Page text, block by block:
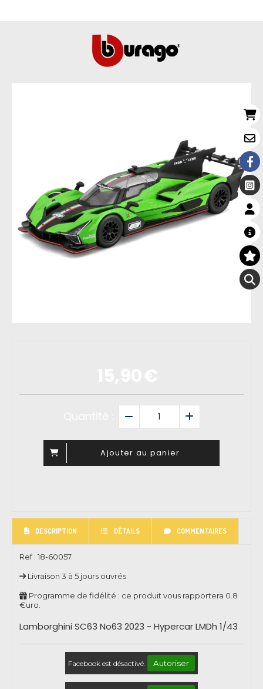
Ajouter au panier
DESCRIPTION DÉTAILS COMMENTAIRES
Ref : 18-60057
Livraison 3 à 5 jours ouvrés
Programme de fidélité : ce produit vous rapportera 0.8
€uro.
Lamborghini SC63 No63 2023 - Hypercar LMDh 1/43
Facebook est désactivé. Autoriser